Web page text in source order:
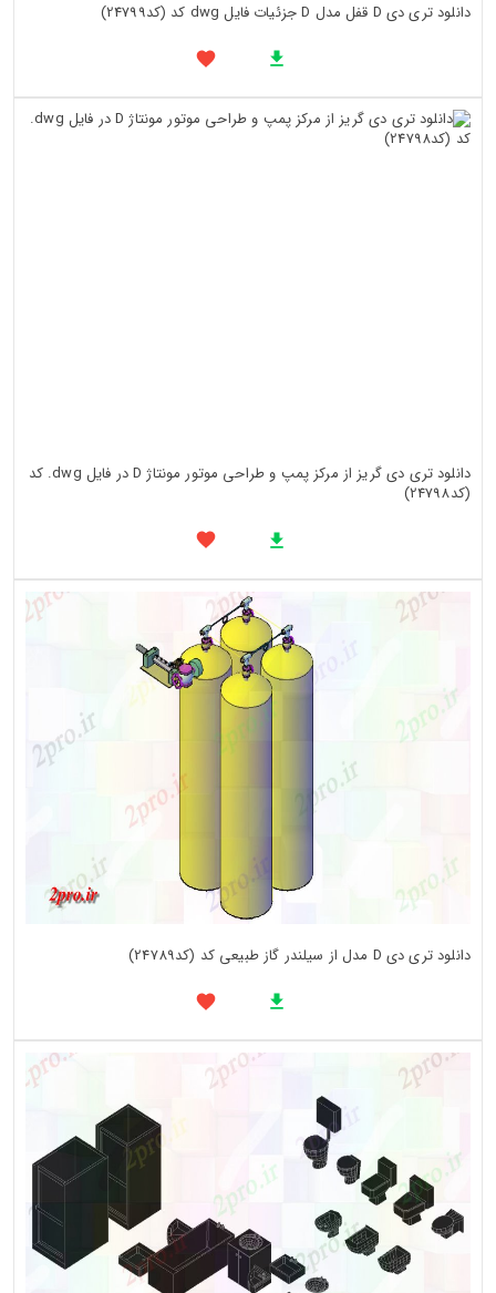
دانلود تری دی D قفل مدل D جزئیات فایل dwg کد (کد24799)
دانلود تری دی گریز از مرکز پمپ و طراحی موتور مونتاژ D در فایل dwg. کد
(کد24798)
دانلود تری دی D مدل از سیلندر گاز طبیعی کد (کد24789)